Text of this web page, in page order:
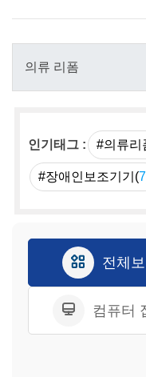
인기태그 : #의류리
#장애인보조기기(7
전체
컴퓨터